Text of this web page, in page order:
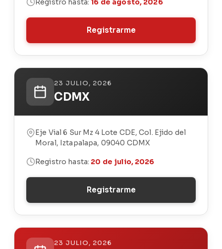
Registro hasta: 16 de agosto, 2026
Registrarme
23 JULIO, 2026
CDMX
Eje Vial 6 Sur Mz 4 Lote CDE, Col. Ejido del
Moral, Iztapalapa, 09040 CDMX
Registro hasta: 20 de julio, 2026
Registrarme
23 JULIO, 2026